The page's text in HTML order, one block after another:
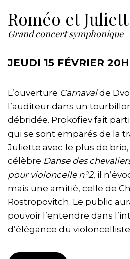
Roméo et
Grand concert symphonique
JEUDI 15 FÉVRIER 20H
L’ouverture Carnavalde
l’auditeur dans un
débridée. Prokofiev fait
qui se sont emparés de la
Juliette avec le plus de
célèbre Danse des
pour violoncelle n°2, il
mais une amitié, celle de
Rostropovitch. Le public
pouvoir l’entendre dans
d’élégance du